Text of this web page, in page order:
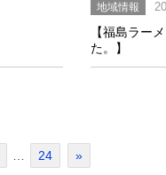
地域情報
【福島ラー
た。】
24 »